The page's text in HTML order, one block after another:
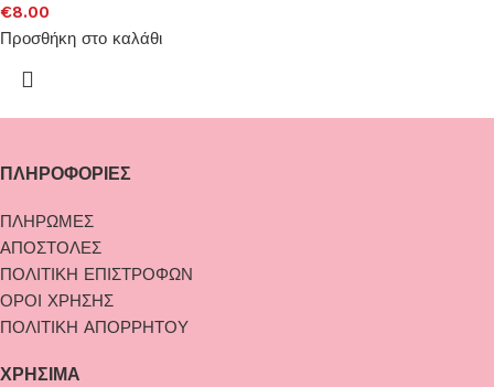
€8.00
Προσθήκη στο καλάθι
ΠΛΗΡΟΦΟΡΙΕΣ
ΠΛΗΡΩΜΕΣ
ΑΠΟΣΤΟΛΕΣ
ΠΟΛΙΤΙΚΗ ΕΠΙΣΤΡΟΦΩΝ
ΟΡΟΙ ΧΡΗΣΗΣ
ΠΟΛΙΤΙΚΗ ΑΠΟΡΡΗΤΟΥ
ΧΡΗΣΙΜΑ